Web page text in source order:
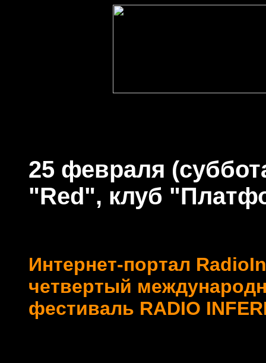
25 февраля
"Red", клуб
Интернет-портал
четвертый
фестиваль RADIO